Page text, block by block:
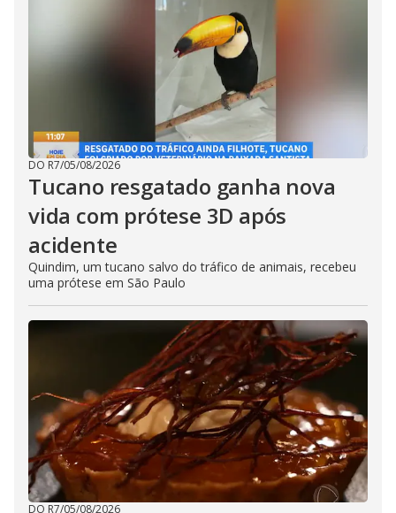
DO R7/05/08/2026
Tucano resgatado ganha nova
vida com prótese 3D após
acidente
Quindim, um tucano salvo do tráfico de animais, recebeu
uma prótese em São Paulo
DO R7/05/08/2026